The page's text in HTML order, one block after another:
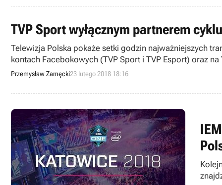
TVP Sport wyłącznym partnerem
Telewizja Polska pokaże setki godzin najważniejszych
kontach Facebokowych (TVP Sport i TVP Esport) oraz
Przemysław Zamęcki23 lutego 2018 18:16